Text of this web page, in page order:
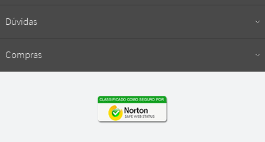
Dúvidas
Compras